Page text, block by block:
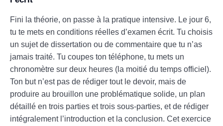
Fini la théorie, on passe à la pratique intensive. Le jour 6,
tu te mets en conditions réelles d’examen écrit. Tu choisis
un sujet de dissertation ou de commentaire que tu n’as
jamais traité. Tu coupes ton téléphone, tu mets un
chronomètre sur deux heures (la moitié du temps officiel).
Ton but n’est pas de rédiger tout le devoir, mais de
produire au brouillon une problématique solide, un plan
détaillé en trois parties et trois sous-parties, et de rédiger
intégralement l’introduction et la conclusion. Cet exercice